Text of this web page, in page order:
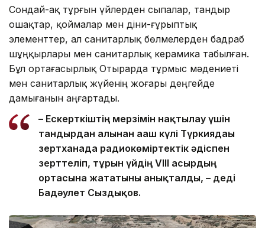
Сондай-ақ тұрғын үйлерден сыпалар, тандыр
ошақтар, қоймалар мен діни-ғұрыптық
элементтер, ал санитарлық бөлмелерден бадраб
шұңқырлары мен санитарлық керамика табылған.
Бұл ортағасырлық Отырарда тұрмыс мәдениеті
мен санитарлық жүйенің жоғары деңгейде
дамығанын аңғартады.
– Ескерткіштің мерзімін нақтылау үшін
тандырдан алынған ағаш күлі Түркиядағы
зертханада радиокөміртектік әдіспен
зерттеліп, тұрғын үйдің VIII ғасырдың
ортасына жататыны анықталды, – деді
Бағдәулет Сыздықов.